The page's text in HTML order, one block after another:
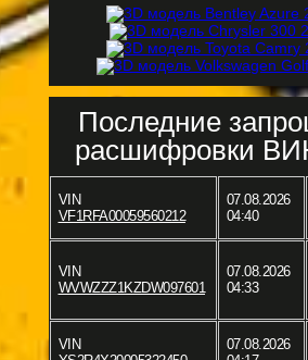
Последние
расшифровки
VIN
VF1RFA00059560212
07.08.2026
04:40
VIN
WVWZZZ1KZDW097601
07.08.2026
04:33
VIN
07.08.2026